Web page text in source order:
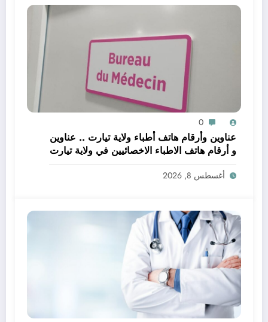
0
عناوين وأرقام هاتف أطباء ولاية تيارت .. عناوين
و أرقام هاتف الاطباء الاخصائيين في ولاية تيارت
أغسطس 8, 2026